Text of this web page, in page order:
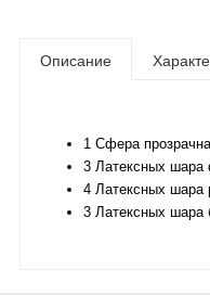
Описание
1 Сфера
3 Латексных шара
4 Латексных шара
3 Латексных шара